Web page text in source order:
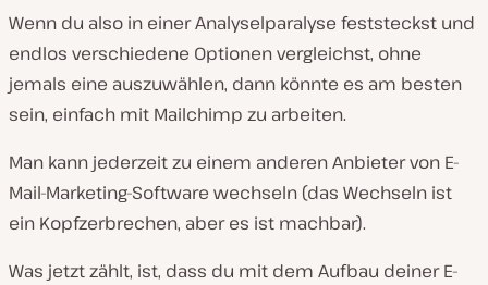
Wenn du also in einer Analyselparalyse feststeckst und
endlos verschiedene Optionen vergleichst, ohne
jemals eine auszuwählen, dann könnte es am besten
sein, einfach mit Mailchimp zu arbeiten.
Man kann jederzeit zu einem anderen Anbieter von E-
Mail-Marketing-Software wechseln (das Wechseln ist
ein Kopfzerbrechen, aber es ist machbar).
Was jetzt zählt, ist, dass du mit dem Aufbau deiner E-